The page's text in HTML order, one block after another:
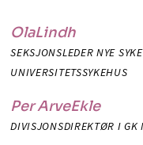
OlaLindh
SEKSJONSLEDER NYE
UNIVERSITETSSYKEHUS
Per ArveEkle
DIVISJONSDIREKTØR I GK